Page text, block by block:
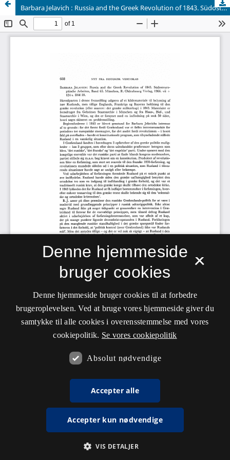
Barbara Jelavich : Russia and the Greek Revolution of 1843. Südosteuropäische Arbeiten, Band 65. München, R. Oldenbourg Verlag, 1966. vii + 124 s. DM 20.
×
Denne hjemmeside
bruger cookies
Denne hjemmeside bruger cookies til at forbedre
brugeroplevelsen. Ved at bruge vores hjemmeside giver du
samtykke til alle cookies i overensstemmelse med vores
cookiepolitik. Se vores cookiepolitik
Absolut nødvendige
Accepter alle
Accepter kun nødvendige
VIS DETALJER